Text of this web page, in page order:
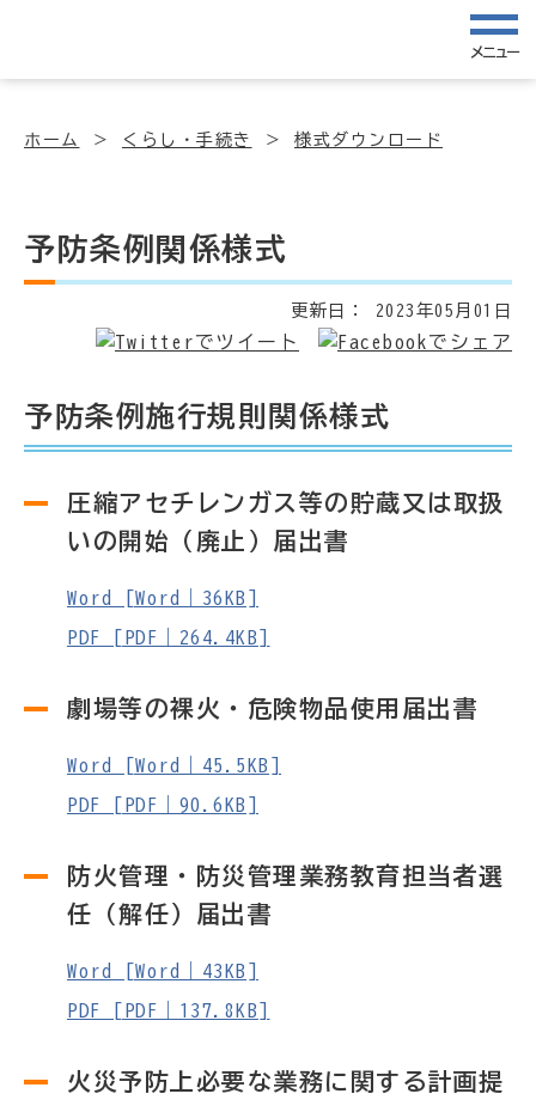
メニュー
ホーム くらし・手続き 様式ダウンロード
予防条例関係様式
更新日： 2023年05月01日
予防条例施行規則関係様式
圧縮アセチレンガス等の貯蔵又は取扱
いの開始（廃止）届出書
Word [Word｜36KB]
PDF [PDF｜264.4KB]
劇場等の裸火・危険物品使用届出書
Word [Word｜45.5KB]
PDF [PDF｜90.6KB]
防火管理・防災管理業務教育担当者選
任（解任）届出書
Word [Word｜43KB]
PDF [PDF｜137.8KB]
火災予防上必要な業務に関する計画提